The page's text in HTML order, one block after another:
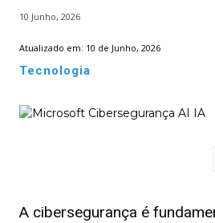
10 Junho, 2026
Atualizado em: 10 de Junho, 2026
Tecnologia
A cibersegurança é